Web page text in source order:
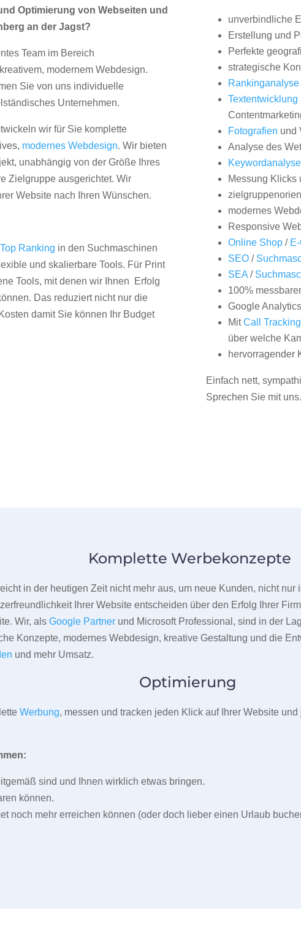
Optimierung von Webseiten und
an der Jagst?
Team im Bereich
modernem Webdesign.
Sie von uns individuelle
Unternehmen.
wir für Sie komplette
modernes Webdesign. Wir bieten
unabhängig von der Größe Ihres
Zielgruppe ausgerichtet. Wir
Website nach Ihren Wünschen.
Top Ranking in den Suchmaschinen
und skalierbare Tools. Für Print
Tools, mit denen wir Ihnen Erfolg
Das reduziert nicht nur die
damit Sie können Ihr Budget
unverbindliche
Erstellung und
Perfekte
strategische
Rankinganalyse
Textentwicklung
Fotografien und
Analyse des
Keywordanalyse
Messung Klicks
modernes
Responsive
Online Shop/
SEO/
SEA/
100%
Google
MitCall Tracking
über welche
hervorragender
Einfach nett,
Sprechen Sie mit uns.
Komplette Werbekonzepte
in der heutigen Zeit nicht mehr aus, um neue Kunden, nicht nur
Ihrer Website entscheiden über den Erfolg Ihrer
Wir, alsGoogle Partner und Microsoft Professional, sind in der
Konzepte, modernes Webdesign, kreative Gestaltung und die
und mehr Umsatz.
Optimierung
Werbung, messen und tracken jeden Klick auf Ihrer Website
sind und Ihnen wirklich etwas bringen.
können.
noch mehr erreichen können (oder doch lieber einen Urlaub